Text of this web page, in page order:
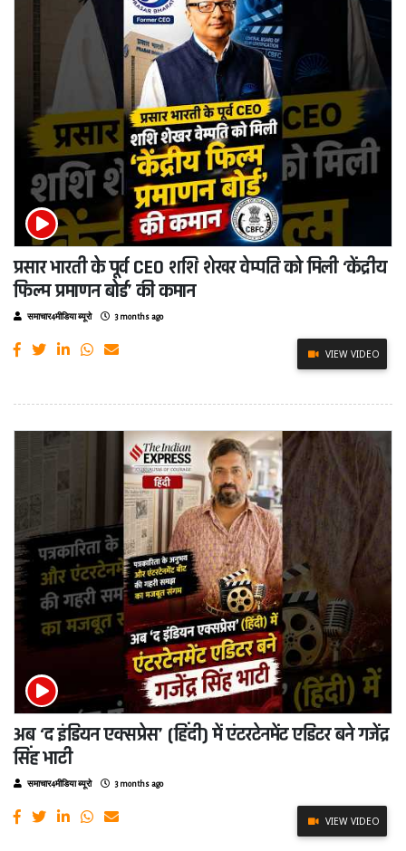
प्रसार भारती के पूर्व CEO शशि शेखर वेम्पति को मिली ‘केंद्रीय
फिल्म प्रमाणन बोर्ड’ की कमान
समाचार4मीडिया ब्यूरो 3 months ago
VIEW VIDEO
अब ‘द इंडियन एक्सप्रेस’ (हिंदी) में एंटरटेनमेंट एडिटर बने गजेंद्र
सिंह भाटी
समाचार4मीडिया ब्यूरो 3 months ago
VIEW VIDEO